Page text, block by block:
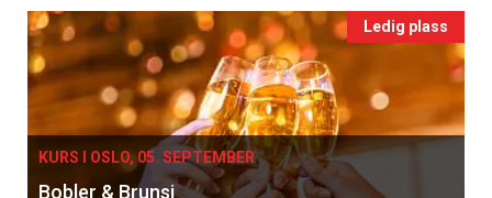
Ledig plass
KURS I OSLO, 05. SEPTEMBER
Bobler & Brunsj